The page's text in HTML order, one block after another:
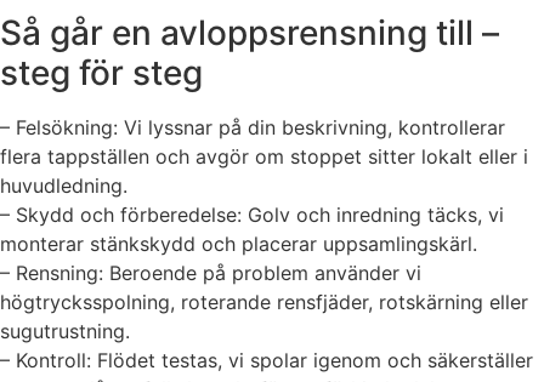
Så går en avloppsrensning till –
steg för steg
– Felsökning: Vi lyssnar på din beskrivning, kontrollerar
flera tappställen och avgör om stoppet sitter lokalt eller i
huvudledning.
– Skydd och förberedelse: Golv och inredning täcks, vi
monterar stänkskydd och placerar uppsamlingskärl.
– Rensning: Beroende på problem använder vi
högtrycksspolning, roterande rensfjäder, rotskärning eller
sugutrustning.
– Kontroll: Flödet testas, vi spolar igenom och säkerställer